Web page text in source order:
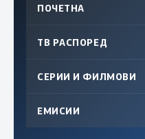
ПОЧЕТНА
ТВ РАСПОРЕД
СЕРИИ И ФИЛМОВИ
ЕМИСИИ